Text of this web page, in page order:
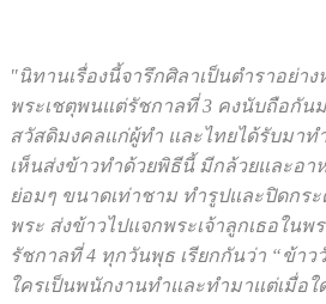
"นิทานเรื่องนี้จารึกศิลาเป็นตำราอย่า
พระเชตุพนแต่รัชกาลที่ 3 คงนับถือกัน
สวัสดิมงคลแก่ผู้ทำ และไทยได้รับมาทำ
เห็นส่งข้าวทำด้วยพิธีนี้ มีกล้วยและอา
ย่อมๆ ขนาดเท่าชาม ทำรูปและปิดกระ
พระ ส่งข้าวไปแจกพระเจ้าลูกเธอในพ
รัชกาลที่ 4 ทุกวันพุธ เรียกกันว่า “ข้า